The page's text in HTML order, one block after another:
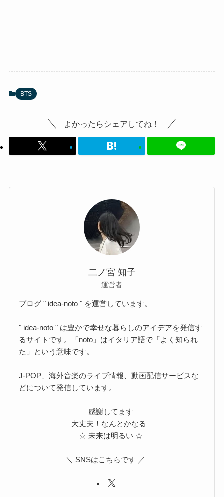
BTS
よかったらシェアしてね！
二ノ宮 知子
運営者
ブログ " idea-noto " を運営しています。
" idea-noto " は豊かで幸せな暮らしのアイデアを発信す
るサイトです。「noto」はイタリア語で「よく知られ
た」という意味です。
J-POP、海外音楽のライブ情報、動画配信サービスな
どについて発信しています。
感謝してます
大丈夫！なんとかなる
☆ 未来は明るい ☆
＼ SNSはこちらです ／